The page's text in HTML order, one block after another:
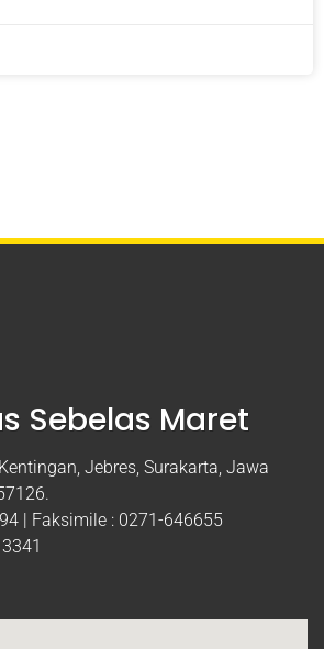
Sebelas Maret
Jebres, Surakarta, Jawa
| Faksimile : 0271-646655